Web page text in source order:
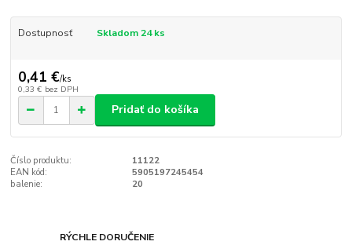
Dostupnosť Skladom 24 ks
0,41 €/ks
0,33 € bez DPH
Pridať do košíka
Číslo produktu:
11122
EAN kód:
5905197245454
balenie:
20
RÝCHLE DORUČENIE